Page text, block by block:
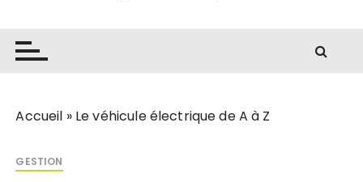
Accueil » Le véhicule électrique de A à Z
GESTION